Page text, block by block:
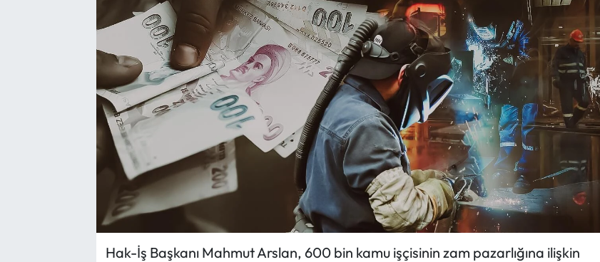
Hak-İş Başkanı Mahmut Arslan, 600 bin kamu işçisinin zam pazarlığına ilişkin
Araştırma-Rapor